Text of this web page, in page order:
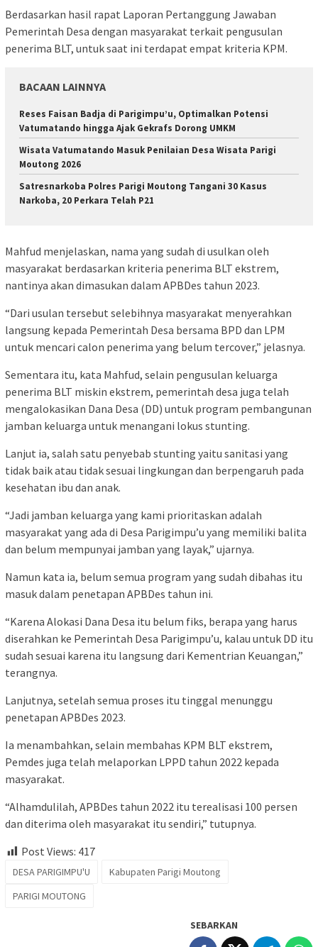
Berdasarkan hasil rapat Laporan Pertanggung Jawaban
Pemerintah Desa dengan masyarakat terkait pengusulan
penerima BLT, untuk saat ini terdapat empat kriteria KPM.
BACAAN LAINNYA
Reses Faisan Badja di Parigimpu’u, Optimalkan Potensi
Vatumatando hingga Ajak Gekrafs Dorong UMKM
Wisata Vatumatando Masuk Penilaian Desa Wisata Parigi
Moutong 2026
Satresnarkoba Polres Parigi Moutong Tangani 30 Kasus
Narkoba, 20 Perkara Telah P21
Mahfud menjelaskan, nama yang sudah di usulkan oleh
masyarakat berdasarkan kriteria penerima BLT ekstrem,
nantinya akan dimasukan dalam APBDes tahun 2023.
“Dari usulan tersebut selebihnya masyarakat menyerahkan
langsung kepada Pemerintah Desa bersama BPD dan LPM
untuk mencari calon penerima yang belum tercover,” jelasnya.
Sementara itu, kata Mahfud, selain pengusulan keluarga
penerima BLT miskin ekstrem, pemerintah desa juga telah
mengalokasikan Dana Desa (DD) untuk program pembangunan
jamban keluarga untuk menangani lokus stunting.
Lanjut ia, salah satu penyebab stunting yaitu sanitasi yang
tidak baik atau tidak sesuai lingkungan dan berpengaruh pada
kesehatan ibu dan anak.
“Jadi jamban keluarga yang kami prioritaskan adalah
masyarakat yang ada di Desa Parigimpu’u yang memiliki balita
dan belum mempunyai jamban yang layak,” ujarnya.
Namun kata ia, belum semua program yang sudah dibahas itu
masuk dalam penetapan APBDes tahun ini.
“Karena Alokasi Dana Desa itu belum fiks, berapa yang harus
diserahkan ke Pemerintah Desa Parigimpu’u, kalau untuk DD itu
sudah sesuai karena itu langsung dari Kementrian Keuangan,”
terangnya.
Lanjutnya, setelah semua proses itu tinggal menunggu
penetapan APBDes 2023.
Ia menambahkan, selain membahas KPM BLT ekstrem,
Pemdes juga telah melaporkan LPPD tahun 2022 kepada
masyarakat.
“Alhamdulilah, APBDes tahun 2022 itu terealisasi 100 persen
dan diterima oleh masyarakat itu sendiri,” tutupnya.
Post Views: 417
DESA PARIGIMPU'U
Kabupaten Parigi Moutong
PARIGI MOUTONG
SEBARKAN